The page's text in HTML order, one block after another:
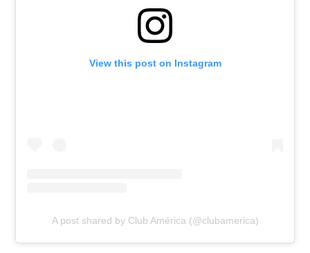
View this post on Instagram
A post shared by Club América (@clubamerica)